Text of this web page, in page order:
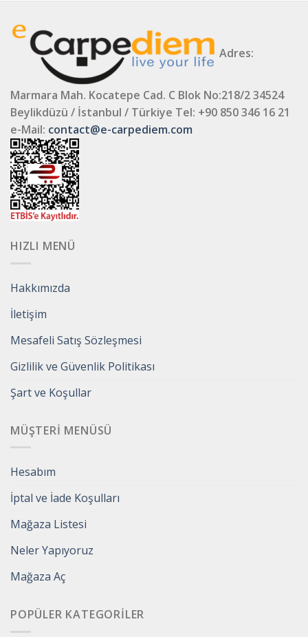
Adres:
Marmara Mah. Kocatepe Cad. C Blok No:218/2 34524
Beylikdüzü / İstanbul / Türkiye Tel: +90 850 346 16 21
e-Mail: contact@e-carpediem.com
HIZLI MENÜ
Hakkımızda
İletişim
Mesafeli Satış Sözleşmesi
Gizlilik ve Güvenlik Politikası
Şart ve Koşullar
MÜŞTERI MENÜSÜ
Hesabım
İptal ve İade Koşulları
Mağaza Listesi
Neler Yapıyoruz
Mağaza Aç
POPÜLER KATEGORILER